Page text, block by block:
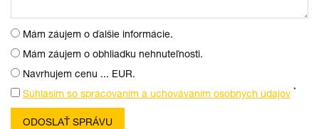
Mám záujem o ďalšie informácie.
Mám záujem o obhliadku nehnuteľnosti.
Navrhujem cenu ... EUR.
Súhlasím so spracovaním a uchovávaním osobných údajov *